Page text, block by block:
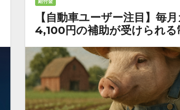
給付金
【自動車ユーザー注目】毎
4,100円の補助が受けられる